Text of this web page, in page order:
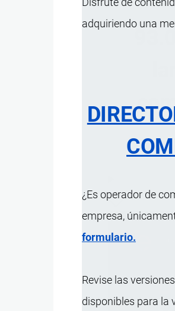
adquiriendo una
¿Es operador de
empresa,
formulario.
Revise las versiones
disponibles para la